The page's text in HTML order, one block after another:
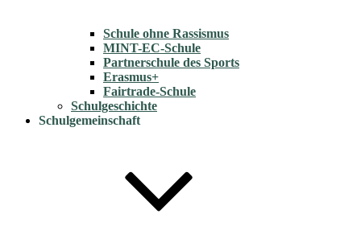
Schule ohne Rassismus
MINT-EC-Schule
Partnerschule des Sports
Erasmus+
Fairtrade-Schule
Schulgeschichte
Schulgemeinschaft